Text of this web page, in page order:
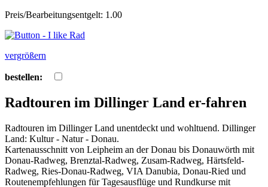
Preis/Bearbeitungsentgelt: 1.00
vergrößern
bestellen:
Radtouren im Dillinger Land er-fahren
Radtouren im Dillinger Land unentdeckt und wohltuend. Dillinger
Land: Kultur - Natur - Donau.
Kartenausschnitt von Leipheim an der Donau bis Donauwörth mit
Donau-Radweg, Brenztal-Radweg, Zusam-Radweg, Härtsfeld-
Radweg, Ries-Donau-Radweg, VIA Danubia, Donau-Ried und
Routenempfehlungen für Tagesausflüge und Rundkurse mit